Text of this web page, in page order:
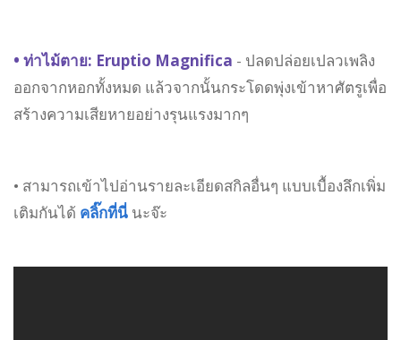
• ท่าไม้ตาย: Eruptio Magnifica - ปลดปล่อยเปลวเพลิง
ออกจากหอกทั้งหมด แล้วจากนั้นกระโดดพุ่งเข้าหาศัตรูเพื่อ
สร้างความเสียหายอย่างรุนแรงมากๆ
• สามารถเข้าไปอ่านรายละเอียดสกิลอื่นๆ แบบเบื้องลึกเพิ่ม
เติมกันได้ คลิ๊กที่นี่ นะจ๊ะ